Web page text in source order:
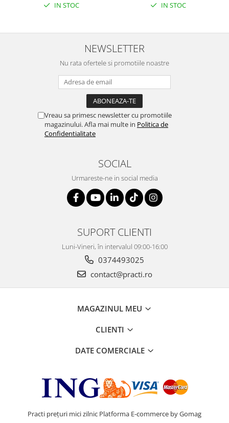
IN STOC IN STOC
NEWSLETTER
Nu rata ofertele si promotiile noastre
Vreau sa primesc newsletter cu promotiile
magazinului. Afla mai multe in Politica de
Confidentialitate
SOCIAL
Urmareste-ne in social media
SUPORT CLIENTI
Luni-Vineri, în intervalul 09:00-16:00
0374493025
contact@practi.ro
MAGAZINUL MEU
CLIENTI
DATE COMERCIALE
Practi prețuri mici zilnic Platforma E-commerce by Gomag